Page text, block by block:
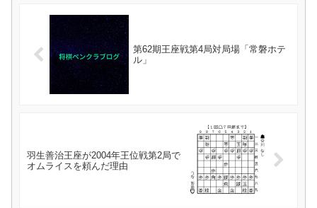
第62期王座戦第4局対局場「常磐ホテ
ル」
羽生善治王座が2004年王位戦第2局で
オムライスを頼んだ理由